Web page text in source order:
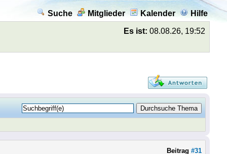
Suche Mitglieder Kalender Hilfe
Es ist: 08.08.26, 19:52
Beitrag #31